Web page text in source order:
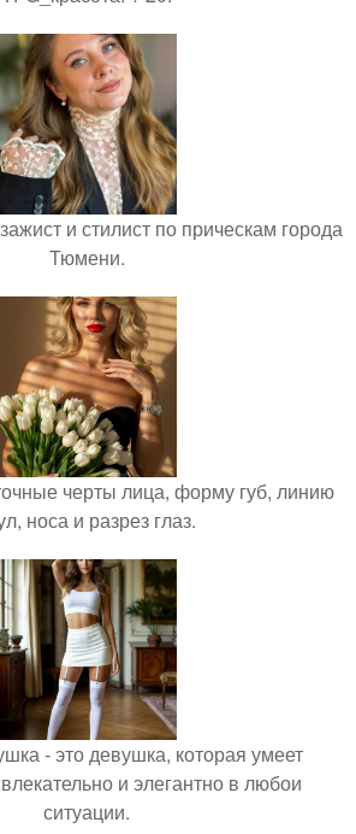
и стилист по прическам города
Тюмени.
черты лица, форму губ, линию
носа и разрез глаз.
- это девушка, которая умеет
и элегантно в любои
ситуации.